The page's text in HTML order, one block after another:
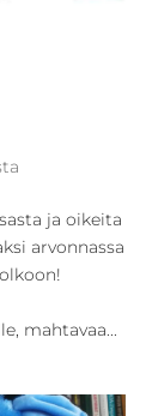
ja oikeita
arvonnassa
mahtavaa...